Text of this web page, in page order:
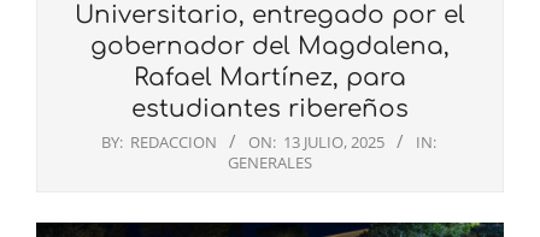
Universitario, entregado por el
gobernador del Magdalena,
Rafael Martínez, para
estudiantes ribereños
BY: REDACCION ON: 13 JULIO, 2025
IN:
GENERALES